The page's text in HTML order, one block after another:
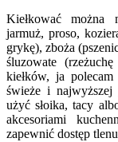
Kiełkować można
jarmuż, proso,
grykę), zboża
śluzowate
kiełków, ja
świeże i najwyższej
użyć słoika, tacy
akcesoriami
zapewnić dostęp